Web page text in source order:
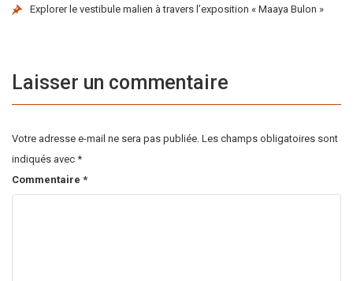
Explorer le vestibule malien à travers l’exposition « Maaya Bulon »
Laisser un commentaire
Votre adresse e-mail ne sera pas publiée. Les champs obligatoires sont
indiqués avec *
Commentaire *